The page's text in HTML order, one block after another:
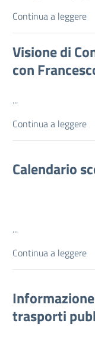
Continua a leggere
Visione di
con
...
Continua a leggere
Calendario
...
Continua a leggere
trasporti